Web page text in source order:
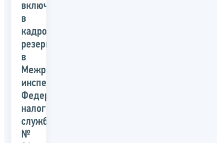
включении
в
кадровый
резерва
в
Межрайонной
инспекции
Федеральной
налоговой
службы
№